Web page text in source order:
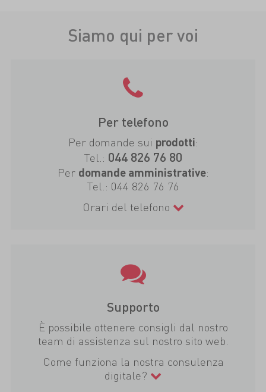
Siamo qui per voi
Per telefono
Per domande sui prodotti:
Tel.: 044 826 76 80
Per domande amministrative:
Tel.: 044 826 76 76
Orari del telefono
Supporto
È possibile ottenere consigli dal nostro
team di assistenza sul nostro sito web.
Come funziona la nostra consulenza
digitale?